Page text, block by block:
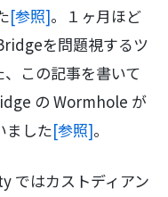
[参照]。１ヶ月ほど
を問題視するツ
、この記事を書いて
の Wormhole が
ました[参照]。
ではカストディアン